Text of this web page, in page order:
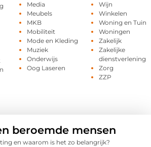
Media
Meubels
MKB
Mobiliteit
Mode en Kleding
Muziek
Onderwijs
Oog Laseren
Wijn
Winkelen
Woning en Tuin
Woningen
Zakelijk
Zakelijke
dienstverlening
Zorg
ZZP
beroemde mensen
en waarom is het zo belangrijk?